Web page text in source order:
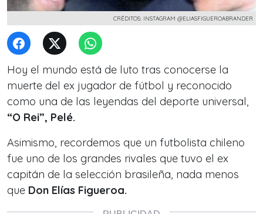
CRÉDITOS: INSTAGRAM @ELIASFIGUEROABRANDER
Hoy el mundo está de luto tras conocerse la
muerte del ex jugador de fútbol y reconocido
como una de las leyendas del deporte universal,
“O Rei”, Pelé.
Asimismo, recordemos que un futbolista chileno
fue uno de los grandes rivales que tuvo el ex
capitán de la selección brasileña, nada menos
que Don Elías Figueroa.